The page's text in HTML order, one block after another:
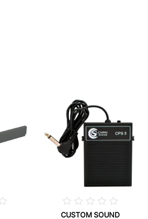
CUSTOM SOUND